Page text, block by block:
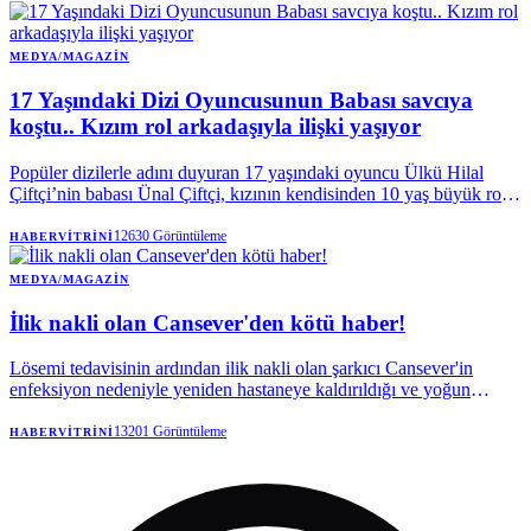
Tarkan ve Sibel Can'ın da bulunduğu çok sayıda sanatçının para
transferlerini detaylandırıyor.
MEDYA/MAGAZIN
17 Yaşındaki Dizi Oyuncusunun Babası savcıya
koştu.. Kızım rol arkadaşıyla ilişki yaşıyor
Popüler dizilerle adını duyuran 17 yaşındaki oyuncu Ülkü Hilal
Çiftçi’nin babası Ünal Çiftçi, kızının kendisinden 10 yaş büyük rol
başvurdu. Baba Çiftçi, kızının çalıştığı menajerlik şirketinin de yasal
veli onayı almadan sözleşme yaptığını iddia etti.
HABERVITRINI12630 Görüntüleme
MEDYA/MAGAZIN
İlik nakli olan Cansever'den kötü haber!
Lösemi tedavisinin ardından ilik nakli olan şarkıcı Cansever'in
enfeksiyon nedeniyle yeniden hastaneye kaldırıldığı ve yoğun
HABERVITRINI13201 Görüntüleme